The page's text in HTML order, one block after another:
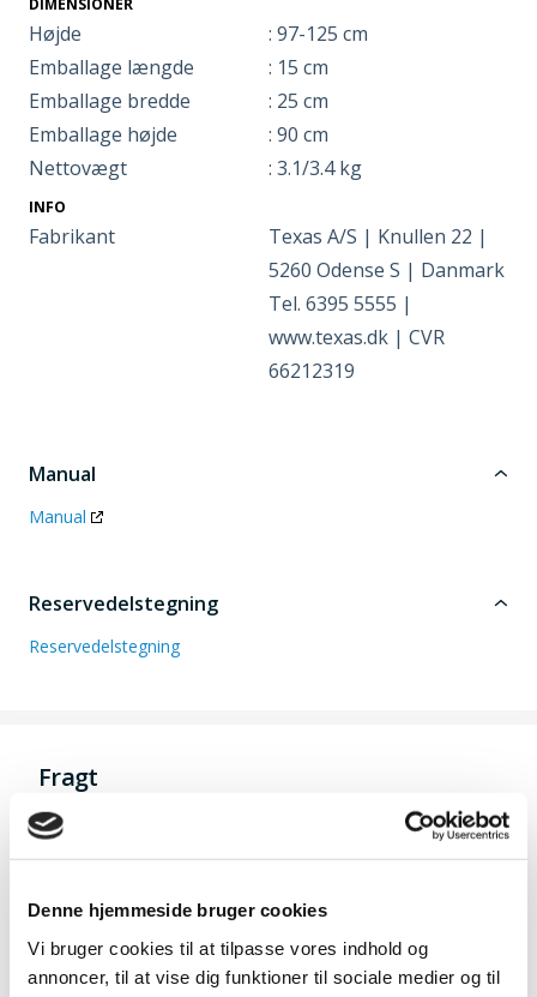
Denne hjemmeside bruger cookies
Vi bruger cookies til at tilpasse vores indhold og
annoncer, til at vise dig funktioner til sociale medier og til
Højde
: 97-125 cm
Emballage længde
: 15 cm
Emballage bredde
: 25 cm
Emballage højde
: 90 cm
Nettovægt
: 3.1/3.4 kg
INFO
Fabrikant
Texas A/S | Knullen 22 |
5260 Odense S | Danmark
Tel. 6395 5555 |
www.texas.dk | CVR
66212319
Manual
Manual
Reservedelstegning
Reservedelstegning
Fragt
Pakkeshop
39
Privat
49
Erhverv
Afhentning i Odense